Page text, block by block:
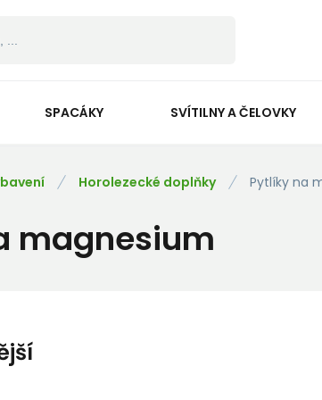
SPACÁKY SVÍTILNY A ČELOVKY
Horolezecké doplňky Pytlíky na
magnesium